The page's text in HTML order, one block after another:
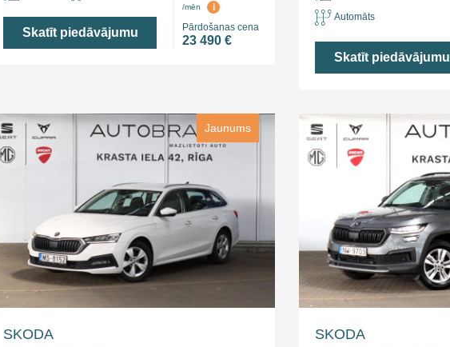
Skatīt piedāvājumu
/mēn
i
Pārdošanas cena
23 490 €
Automāts
Skatīt piedāvājumu
Jaunums
SKODA
SKODA